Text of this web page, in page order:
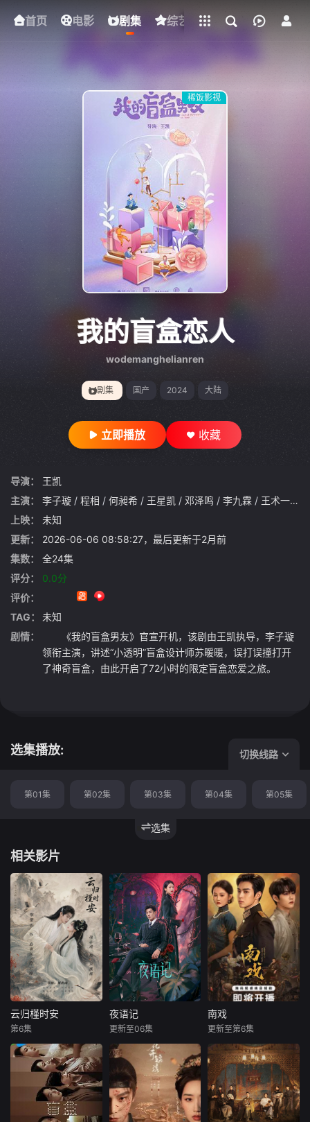
首页 电影 剧集 综艺 动漫 短剧
下载客户端
gt 0"}
稀饭影视
我的盲盒恋人
wodemanghelianren
剧集 国产 2024 大陆
立即播放 收藏
导演：
王凯
主演：
李子璇 / 程相 / 何昶希 / 王星凯 / 邓泽鸣 / 李九霖 / 王术一 /
上映：
未知
更新：
2026-06-06 08:58:27，最后更新于2月前
集数：
全24集
评分：
0.0分
评价：
TAG：
未知
剧情：
《我的盲盒男友》官宣开机，该剧由王凯执导，李子璇
领衔主演，讲述“小透明”盲盒设计师苏暖暖，误打误撞打开
了神奇盲盒，由此开启了72小时的限定盲盒恋爱之旅。
选集播放: 切换线路
选集
第01集 第02集 第03集 第04集 第05集
相关影片
云归槿时安
讲述了黎安城大郡
主棠溪槿与烈云峥
之间曲折动人的情
感，以及他们在复
杂局势中坚守初
云归槿时安
第6集
夜语记
孙思凡
出身贫寒的酿酒师
叶小唯遭遇爱人程
桉、恩师林晚媚的
双重背叛。她从恨
夜语记
更新至06集
南戏
吉舒亦
暂无简介
南戏
更新至第6集